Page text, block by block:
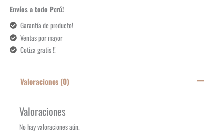
Envíos a todo Perú!
Garantía de producto!
Ventas por mayor
Cotiza gratis !!
Valoraciones (0)
Valoraciones
No hay valoraciones aún.